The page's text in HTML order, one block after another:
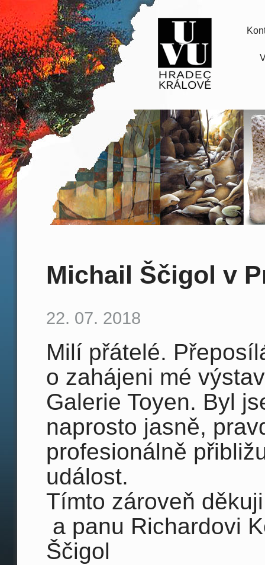
Michail Ščigol v
22. 07. 2018
Milí přátelé.
o zahájeni mé
Galerie Toyen. Byl
naprosto jasně,
profesionálně
událost.
Tímto zároveň
a panu Richardovi
Ščigol